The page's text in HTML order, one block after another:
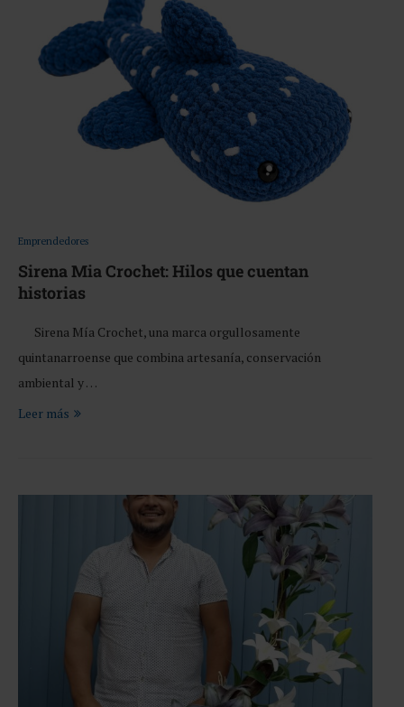
Emprendedores
Sirena Mia Crochet: Hilos que cuentan
historias
Sirena Mía Crochet, una marca orgullosamente
quintanarroense que combina artesanía, conservación
ambiental y …
Leer más